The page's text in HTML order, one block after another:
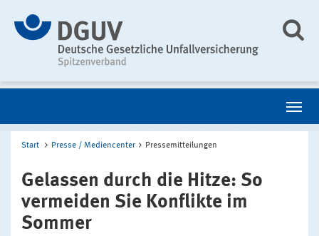
Start Presse / Mediencenter Pressemitteilungen
Gelassen durch die Hitze: So
vermeiden Sie Konflikte im
Sommer